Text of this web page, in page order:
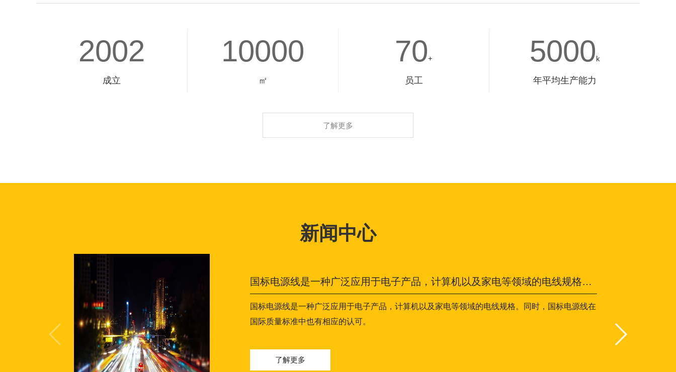
2002
成立
10000
㎡
70+
员工
5000k
年平均生产能力
了解更多
新闻中心
国标电源线在日常生活中的应用
国标电源线是一种广泛应用于电子产品，计算机以及家电等领域的电线规格。同时，国标电源线在
国际质量标准中也有相应的认可。
了解更多